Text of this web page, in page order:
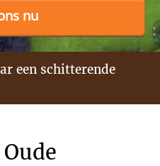
nu
een schitterende